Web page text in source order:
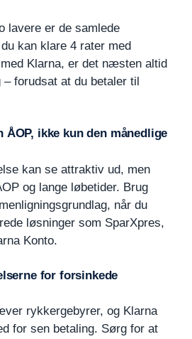
lavere er de samlede
kan klare 4 rater med
Klarna, er det næsten altid
forudsat at du betaler til
ÅOP, ikke kun den månedlige
kan se attraktiv ud, men
og lange løbetider. Brug
når du
løsninger som SparXpres,
Konto.
for forsinkede
rykkergebyrer, og Klarna
for sen betaling. Sørg for at